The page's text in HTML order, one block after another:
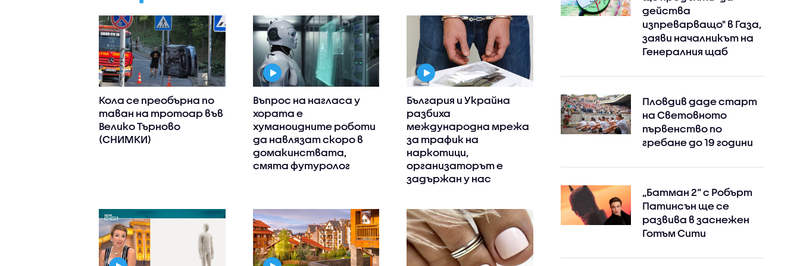
Кола се преобърна по
таван на тротоар във
Велико Търново
(СНИМКИ)
Въпрос на нагласа у
хората е
хуманоидните роботи
да навлязат скоро в
домакинствата,
смята футуролог
България и Украйна
разбиха
международна мрежа
за трафик на
наркотици,
организаторът е
задържан у нас
действа
изпреварващо" в Газа,
заяви началникът на
Генералния щаб
Пловдив даде старт
на Световното
първенство по
гребане до 19 години
„Батман 2“ с Робърт
Патинсън ще се
развива в заснежен
Готъм Сити